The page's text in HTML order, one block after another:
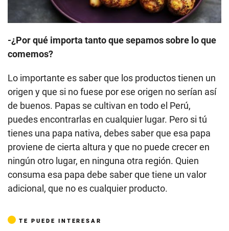
-¿Por qué importa tanto que sepamos sobre lo que
comemos?
Lo importante es saber que los productos tienen un
origen y que si no fuese por ese origen no serían así
de buenos. Papas se cultivan en todo el Perú,
puedes encontrarlas en cualquier lugar. Pero si tú
tienes una papa nativa, debes saber que esa papa
proviene de cierta altura y que no puede crecer en
ningún otro lugar, en ninguna otra región. Quien
consuma esa papa debe saber que tiene un valor
adicional, que no es cualquier producto.
TE PUEDE INTERESAR